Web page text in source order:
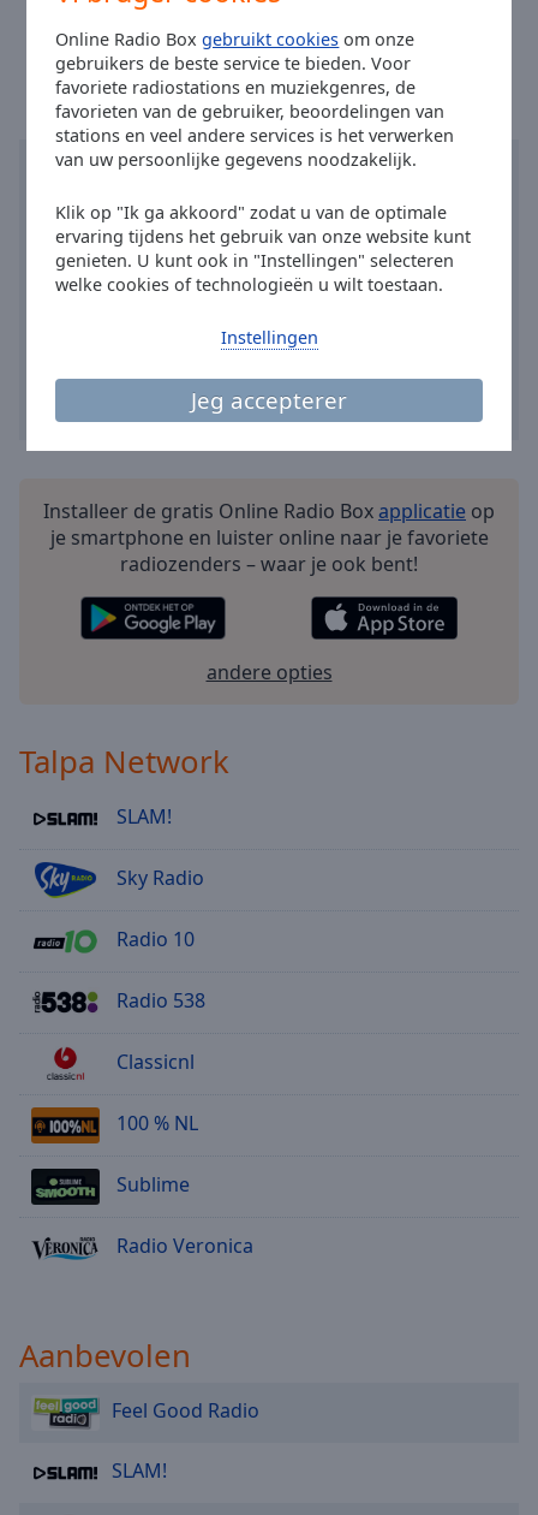
Online Radio Boxgebruikt cookies om onze
gebruikers de beste service te bieden. Voor
favoriete radiostations en muziekgenres, de
favorieten van de gebruiker, beoordelingen van
stations en veel andere services is het verwerken
van uw persoonlijke gegevens noodzakelijk.
Klik op "Ik ga akkoord" zodat u van de optimale
ervaring tijdens het gebruik van onze website kunt
genieten. U kunt ook in "Instellingen" selecteren
welke cookies of technologieën u wilt toestaan.
Jeg accepterer
Instellingen
dialog
Installeer de gratis Online Radio Boxapplicatie op
je smartphone en luister online naar je favoriete
radiozenders – waar je ook bent!
andere opties
Talpa Network
SLAM!
Sky Radio
Radio 10
Radio 538
Classicnl
100 % NL
Sublime
Radio Veronica
Aanbevolen
Feel Good Radio
SLAM!